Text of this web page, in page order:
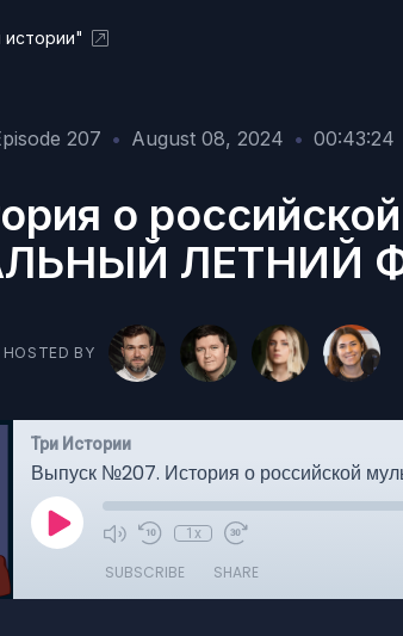
207 • August 08, 2024 • 00:43:24
о
ЛЕТНИЙ
HOSTED BY
Три Истории
1x
SUBSCRIBE SHARE